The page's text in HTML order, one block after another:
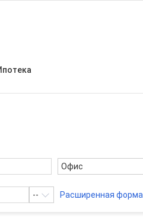
Офис
-- Расширенная форма